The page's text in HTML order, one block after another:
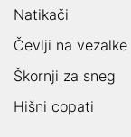
Natikači
Čevlji na vezalke
Škornji za sneg
Hišni copati